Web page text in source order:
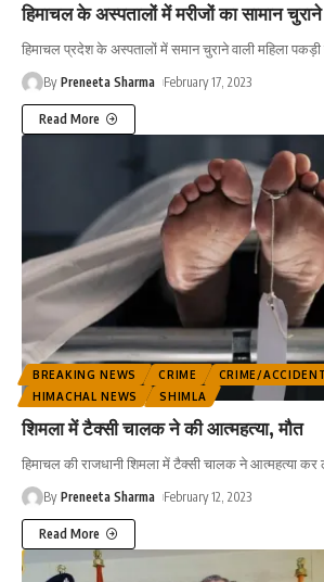
हिमाचल के अस्पतालों में मरीजों का सामान चुराने
हिमाचल प्रदेश के अस्पतालों में समान चुराने वाली महिला पकड़ी
By Preneeta Sharma February 17, 2023
Read More
BREAKING NEWS CRIME
CRIME/
HIMACHAL NEWS
SHIMLA
शिमला में टैक्सी चालक ने की आत्महत्या, मौत
हिमाचल की राजधानी शिमला में टैक्सी चालक ने आत्महत्या कर
By Preneeta Sharma February 12, 2023
Read More